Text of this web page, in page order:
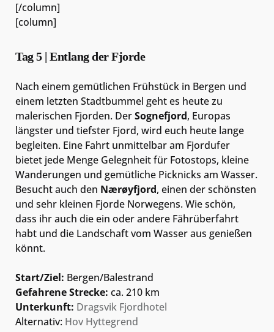
[/column]
[column]
Tag 5 | Entlang der Fjorde
Nach einem gemütlichen Frühstück in Bergen und
einem letzten Stadtbummel geht es heute zu
malerischen Fjorden. DerSognefjord, Europas
längster und tiefster Fjord, wird euch heute lange
begleiten. Eine Fahrt unmittelbar am Fjordufer
bietet jede Menge Gelegnheit für Fotostops, kleine
Wanderungen und gemütliche Picknicks am Wasser.
Besucht auch den Nærøyfjord, einen der schönsten
und sehr kleinen Fjorde Norwegens. Wie schön,
dass ihr auch die ein oder andere Fährüberfahrt
habt und die Landschaft vom Wasser aus genießen
könnt.
Start/Ziel: Bergen/Balestrand
Gefahrene Strecke: ca. 210 km
Unterkunft: Dragsvik Fjordhotel
Alternativ: Hov Hyttegrend